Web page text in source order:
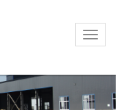
Toggle
Toggle